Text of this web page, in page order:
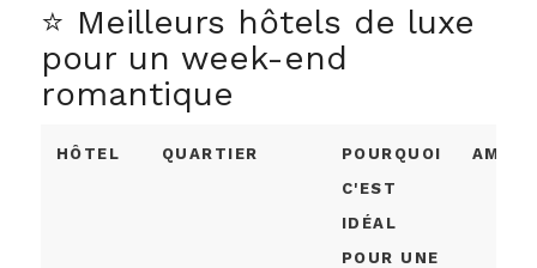
⭐ Meilleurs hôtels de luxe
pour un week-end
romantique
HÔTEL QUARTIER
POURQUOI
C'EST
IDÉAL
POUR UNE